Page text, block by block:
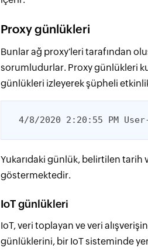
Proxy günlükleri
Bunlar ağ proxy'leri tarafından
sorumludurlar. Proxy günlükleri
günlükleri izleyerek şüpheli
4/8/2020 2:20:55 PM
Yukarıdaki günlük, belirtilen
göstermektedir.
IoT günlükleri
IoT, veri toplayan ve veri
günlüklerini, bir IoT sisteminde